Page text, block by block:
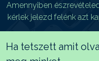
Amennyiben
kérlek jelezd felénk azt
Ha tetszett amit